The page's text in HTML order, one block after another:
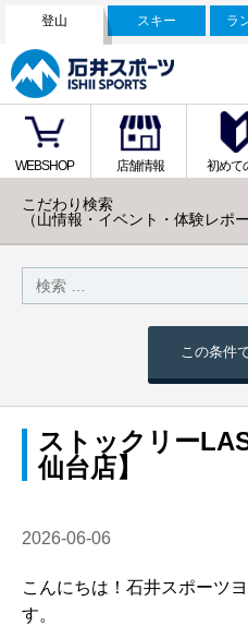
登山 スキー ラ
WEBSHOP 店舗情報 初めて
こだわり検索
（山情報・イベント・体験レポー
この条件
ストックリー
仙台店】
2026-06-06
こんにちは！石井スポーツ
す。